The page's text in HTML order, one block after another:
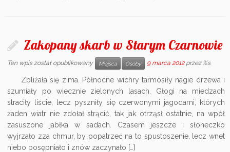
Zakopany skarb w Starym Czarnowie
Ten wpis został opublikowany Miejsca Osoby 9 marca 2012 przez %s
Zbliżała się zima. Północne wichry tarmosiły nagie drzewa i
szumiały po wiecznie zielonych lasach. Głogi na miedzach
straciły liście, lecz pyszniły się czerwonymi jagodami, których
żaden wiatr nie zdołał strącić, tak jak otrząsł ostatnie, na wpół
zasuszone jabłka w sadach. Czasem jeszcze i słoneczko
wyjrzało zza chmur, by popatrzeć na to spustoszenie, lecz wnet
niebo posępniało i znów zaczynało […]